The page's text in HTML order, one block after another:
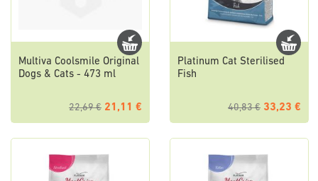
Multiva Coolsmile Original
Dogs & Cats - 473 ml
22,69 € 21,11 €
Platinum Cat Sterilised
Fish
40,83 € 33,23 €